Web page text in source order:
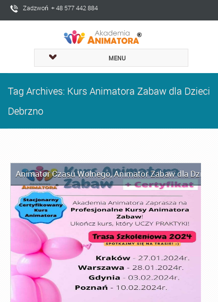
Zadzwoń + 48 577 442 884
MENU
Tag Archives: Kurs Animatora Zabaw dla Dzieci
Debrzno
Animator Czasu Wolnego,Animator Zabaw dla Dzieci